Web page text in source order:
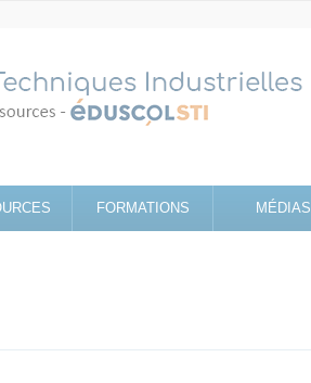
FORMATIONS MÉDIAS